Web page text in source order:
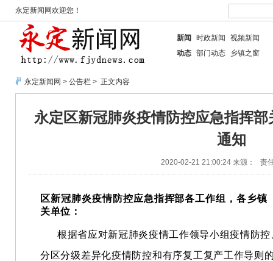
永定新闻网欢迎您！
新闻 时政新闻
视频新闻
动态 部门动态 乡镇之窗
永定新闻网 > 公告栏 > 正文内容
永定区新冠肺炎疫情防控应急指挥
通知
2020-02-21 21:00:24 来源： 责
区新冠肺炎疫情防控应急指挥部各工作组，各乡
关单位：
根据省应对新冠肺炎疫情工作领导小组疫情防控
分区分级差异化疫情防控和有序复工复产工作导则